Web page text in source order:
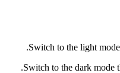
Switch to the light
Switch to the dark mode